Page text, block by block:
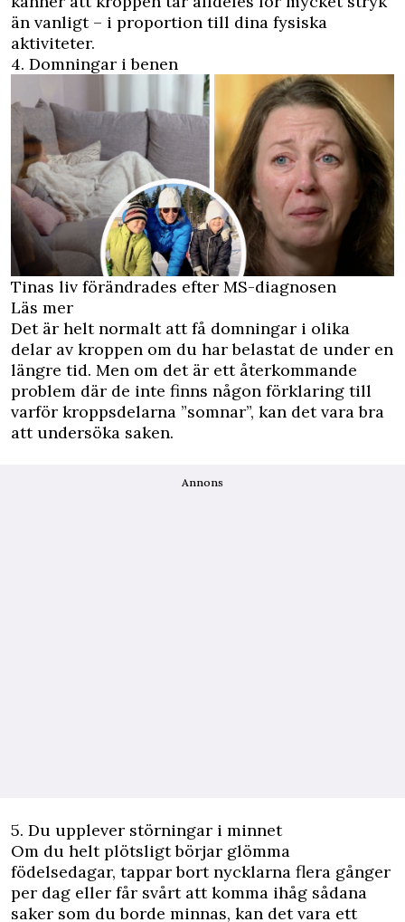
än vanligt – i proportion till dina fysiska
aktiviteter.
4. Domningar i benen
Tinas liv förändrades efter MS-diagnosen
Läs mer
Det är helt normalt att få domningar i olika
delar av kroppen om du har belastat de under en
längre tid. Men om det är ett återkommande
problem där de inte finns någon förklaring till
varför kroppsdelarna ”somnar”, kan det vara bra
att undersöka saken.
Annons
5. Du upplever störningar i minnet
Om du helt plötsligt börjar glömma
födelsedagar, tappar bort nycklarna flera gånger
per dag eller får svårt att komma ihåg sådana
saker som du borde minnas, kan det vara ett